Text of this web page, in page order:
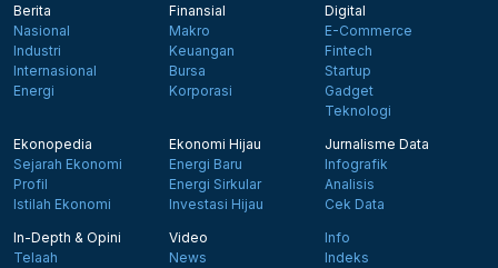
Berita
Nasional
Industri
Internasional
Energi
Finansial
Makro
Keuangan
Bursa
Korporasi
Digital
E-Commerce
Fintech
Startup
Gadget
Teknologi
Ekonopedia
Sejarah Ekonomi
Profil
Istilah Ekonomi
Ekonomi Hijau
Energi Baru
Energi Sirkular
Investasi Hijau
Jurnalisme Data
Infografik
Analisis
Cek Data
In-Depth & Opini
Telaah
Video
News
Info
Indeks